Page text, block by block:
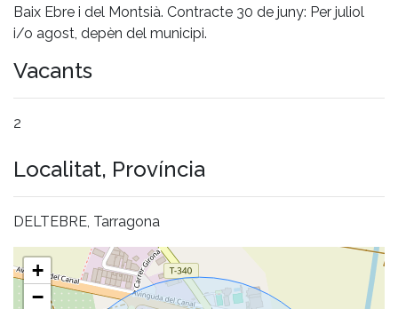
Baix Ebre i del Montsià. Contracte 30 de juny: Per juliol
i/o agost, depèn del municipi.
Vacants
2
Localitat, Província
DELTEBRE, Tarragona
+
−